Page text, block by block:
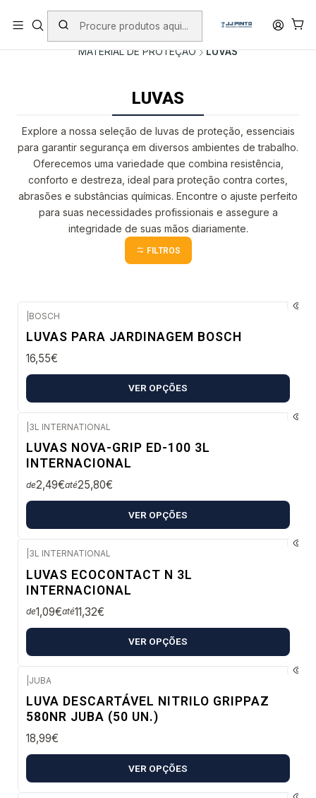
PORTES INCLUÍDOS EM ENCOMENDAS +75€ (excepto ilhas)
Início PRODUTOS
ACESSÓRIOS
MATERIAL DE PROTEÇÃO
LUVAS
LUVAS
Explore a nossa seleção de luvas de proteção, essenciais
para garantir segurança em diversos ambientes de trabalho.
Oferecemos uma variedade que combina resistência,
conforto e destreza, ideal para proteção contra cortes,
abrasões e substâncias químicas. Encontre o ajuste perfeito
para suas necessidades profissionais e assegure a
integridade de suas mãos diariamente.
FILTROS
BOSCH
LUVAS PARA JARDINAGEM BOSCH
16,55€
VER OPÇÕES
3L INTERNATIONAL
LUVAS NOVA-GRIP ED-100 3L
INTERNACIONAL
de2,49€até25,80€
VER OPÇÕES
3L INTERNATIONAL
LUVAS ECOCONTACT N 3L
INTERNACIONAL
de1,09€até11,32€
VER OPÇÕES
JUBA
LUVA DESCARTÁVEL NITRILO GRIPPAZ
580NR JUBA (50 UN.)
18,99€
VER OPÇÕES